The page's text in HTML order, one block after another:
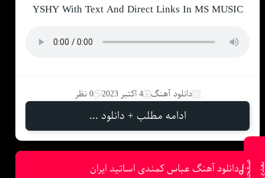
YSHY With Text And Direct Links In MS MUSIC
دانلود آهنگ 4 اکتبر 2023 0 نظر
ادامه مطلب + دانلود ...
دانلود آهنگ عباس کمندی اساتید ایرانص
ف
ح
ه
ع
د